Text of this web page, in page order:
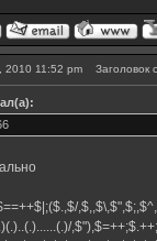
2010 11:52 pm Заголовок